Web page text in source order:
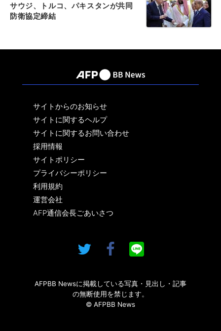
サウジ、トルコ、パキスタンが共同
防衛協定締結
サイトからのお知らせ
サイトに関するヘルプ
サイトに関するお問い合わせ
採用情報
サイトポリシー
プライバシーポリシー
利用規約
運営会社
AFP通信会長ごあいさつ
AFPBB Newsに掲載している写真・見出し・記事
の無断使用を禁じます。
© AFPBB News